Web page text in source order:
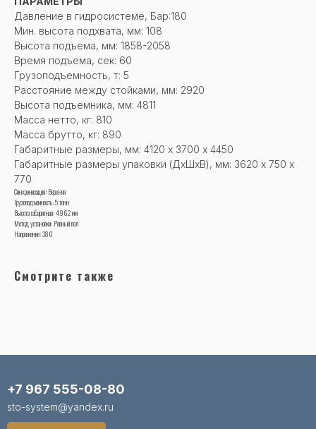
Давление в гидросистеме, Бар:180
Мин. высота подхвата, мм: 108
Высота подъема, мм: 1858-2058
Время подъема, сек: 60
Грузоподъемность, т: 5
Расстояние между стойками, мм: 2920
Высота подъемника, мм: 4811
Масса нетто, кг: 810
Масса брутто, кг: 890
Габаритные размеры, мм: 4120 х 3700 х 4450
Габаритные размеры упаковки (ДхШхВ), мм: 3620 х 750 х
770
Синхронизация: Верхняя
Грузоподъемность: 5 тонн
Высота габаритная: 4962 мм
Метод установки: Ровный пол
Напряжение: 380
Смотрите также
+7 967 555-08-80
sto-system@yandex.ru